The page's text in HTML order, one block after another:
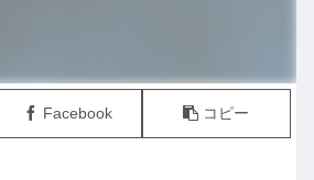
Facebook コピー